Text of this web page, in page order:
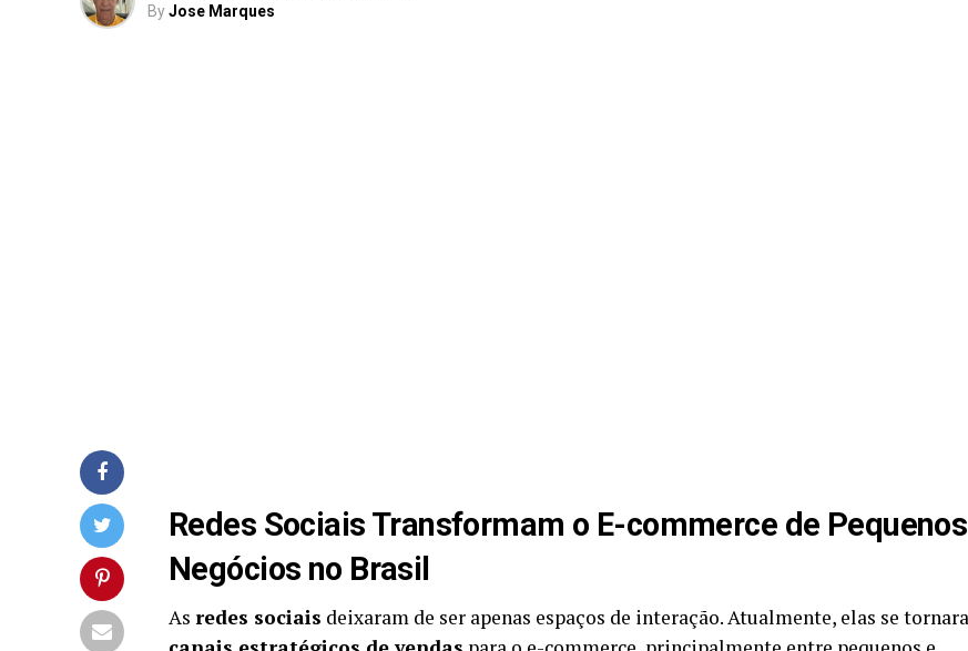
ByJose Marques
Redes Sociais Transformam o E-commerce de Pequenos
Negócios no Brasil
As redes sociais deixaram de ser apenas espaços de interação. Atualmente, elas se